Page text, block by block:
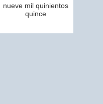
nueve mil quinientos
quince